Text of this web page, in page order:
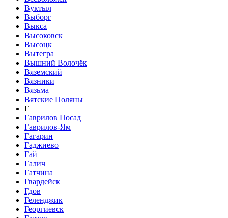
Вуктыл
Выборг
Выкса
Высоковск
Высоцк
Вытегра
Вышний Волочёк
Вяземский
Вязники
Вязьма
Вятские Поляны
Г
Гаврилов Посад
Гаврилов-Ям
Гагарин
Гаджиево
Гай
Галич
Гатчина
Гвардейск
Гдов
Геленджик
Георгиевск